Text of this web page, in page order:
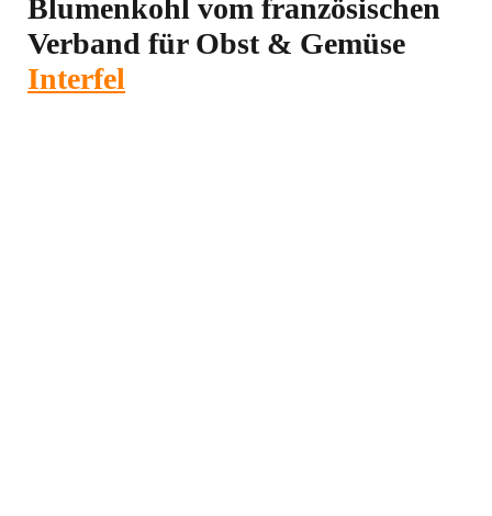
Blumenkohl vom französischen
Verband für Obst & Gemüse
Interfel